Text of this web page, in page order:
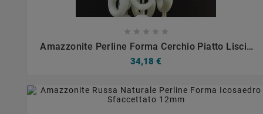
    
Amazzonite Perline Forma Cerchio Piatto Liscio
Infinito 14X19mm
34,18 €